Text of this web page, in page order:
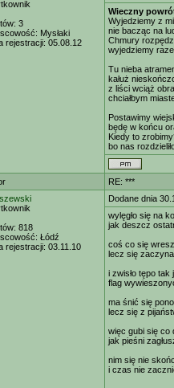
3
Mysłaki
rejestracji: 05.08.12
Wieczny
Wyjedziemy z
nie bacząc na
Chmury
wyjedziemy
Tu nieba
kałuż
z liści wciąż
chciałbym
Postawimy
będę w końcu
Kiedy to
bo nas
RE: ***
818
Łódź
rejestracji: 03.11.10
Dodane dnia
wylęgło się na
jak deszcz
coś co się
lecz się zaczyna
i zwisło tępo tak
flag
ma śnić się
lecz się z
więc gubi się co
jak pieśni
nim się nie
i czas nie